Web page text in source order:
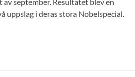
uppslag i deras stora Nobelspecial.